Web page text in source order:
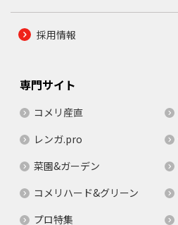
採用情報
専門サイト
コメリ産直
レンガ.pro
菜園&ガーデン
コメリハード&グリーン
プロ特集